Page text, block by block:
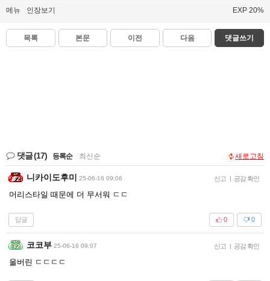
메뉴 인장보기 EXP 20%
목록 본문 이전 다음 댓글쓰기
댓글(17) 등록순 최신순 새로고침
니카이도후미 25-06-16 09:06 신고 | 공감 확인
머리스타일 때문에 더 무서워 ㄷㄷ
답글 0
0
코코부 25-06-16 09:07 신고 | 공감 확인
울버린 ㄷㄷㄷㄷ